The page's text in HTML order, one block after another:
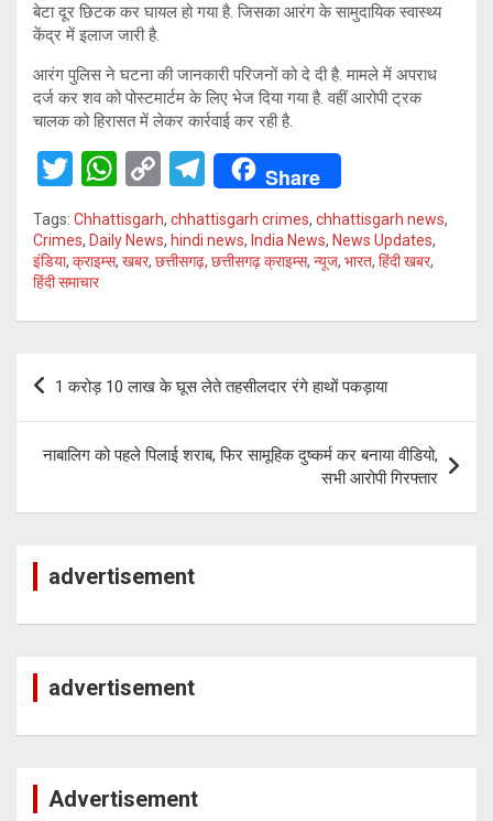
बेटा दूर छिटक कर घायल हो गया है. जिसका आरंग के सामुदायिक स्वास्थ्य
केंद्र में इलाज जारी है.
आरंग पुलिस ने घटना की जानकारी परिजनों को दे दी है. मामले में अपराध
दर्ज कर शव को पोस्टमार्टम के लिए भेज दिया गया है. वहीं आरोपी ट्रक
चालक को हिरासत में लेकर कार्रवाई कर रही है.
T
wi
tt
er
W
h
at
s
A
p
C
o
py
Li
n
T
el
e
gr
a
Share
Tags: Chhattisgarh, chhattisgarh crimes, chhattisgarh news,
Crimes, Daily News, hindi news, India News, News Updates,
इंडिया, क्राइम्स, खबर, छत्तीसगढ़, छत्तीसगढ़ क्राइम्स, न्यूज, भारत, हिंदी खबर,
हिंदी समाचार
Post
navigation
1 करोड़ 10 लाख के घूस लेते तहसीलदार रंगे हाथों पकड़ाया
नाबालिग को पहले पिलाई शराब, फिर सामूहिक दुष्कर्म कर बनाया वीडियो,
सभी आरोपी गिरफ्तार
advertisement
advertisement
Advertisement